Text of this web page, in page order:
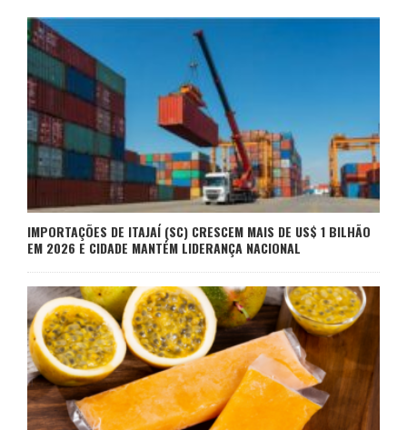
IMPORTAÇÕES DE ITAJAÍ (SC) CRESCEM MAIS DE US$ 1 BILHÃO
EM 2026 E CIDADE MANTÉM LIDERANÇA NACIONAL